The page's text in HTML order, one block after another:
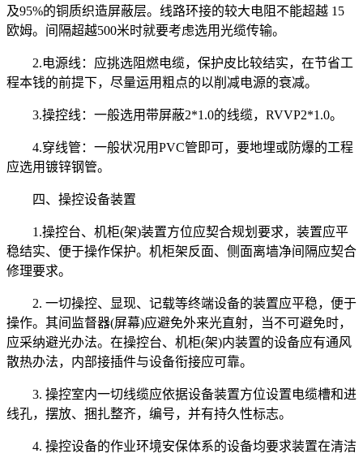
及95%的铜质织造屏蔽层。线路环接的较大电阻不能超越 15
欧姆。间隔超越500米时就要考虑选用光缆传输。
2.电源线：应挑选阻燃电缆，保护皮比较结实，在节省工
程本钱的前提下，尽量运用粗点的以削减电源的衰减。
3.操控线：一般选用带屏蔽2*1.0的线缆，RVVP2*1.0。
4.穿线管：一般状况用PVC管即可，要地埋或防爆的工程
应选用镀锌钢管。
四、操控设备装置
1.操控台、机柜(架)装置方位应契合规划要求，装置应平
稳结实、便于操作保护。机柜架反面、侧面离墙净间隔应契合
修理要求。
2. 一切操控、显现、记载等终端设备的装置应平稳，便于
操作。其间监督器(屏幕)应避免外来光直射，当不可避免时，
应采纳避光办法。在操控台、机柜(架)内装置的设备应有通风
散热办法，内部接插件与设备衔接应可靠。
3. 操控室内一切线缆应依据设备装置方位设置电缆槽和进
线孔，摆放、捆扎整齐，编号，并有持久性标志。
4. 操控设备的作业环境安保体系的设备均要求装置在清洁